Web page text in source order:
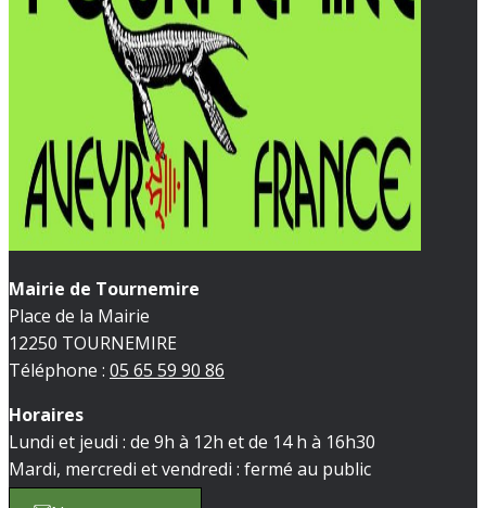
Mairie de Tournemire
Place de la Mairie
12250 TOURNEMIRE
Téléphone : 05 65 59 90 86
Horaires
Lundi et jeudi : de 9h à 12h et de 14 h à 16h30
Mardi, mercredi et vendredi : fermé au public